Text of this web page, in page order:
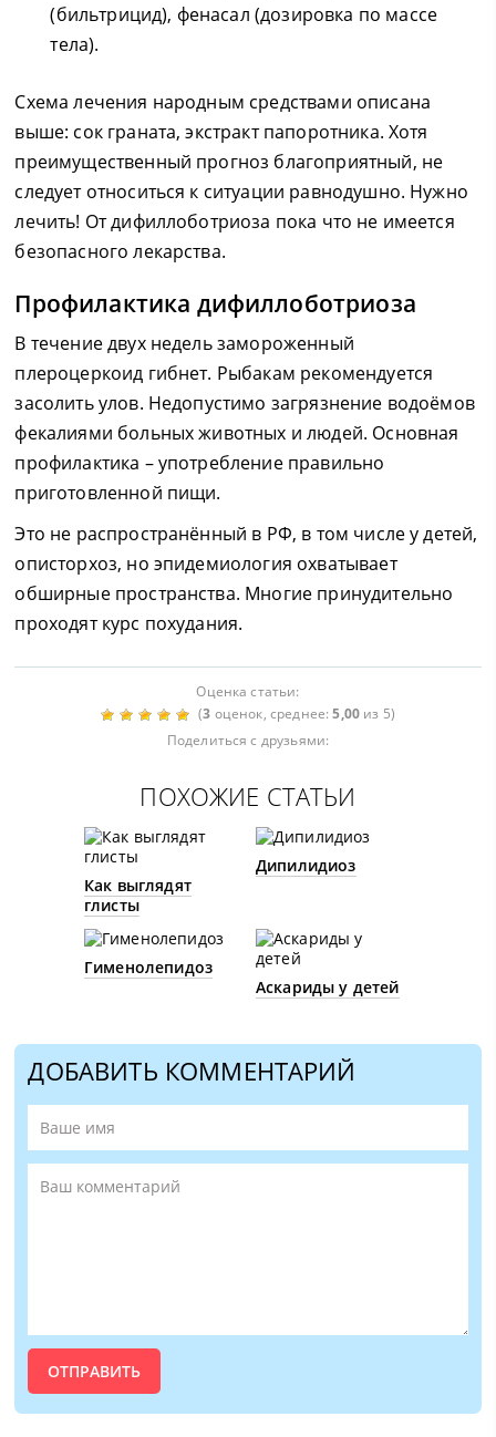
(бильтрицид), фенасал (дозировка по массе
тела).
Схема лечения народным средствами описана
выше: сок граната, экстракт папоротника. Хотя
преимущественный прогноз благоприятный, не
следует относиться к ситуации равнодушно. Нужно
лечить! От дифиллоботриоза пока что не имеется
безопасного лекарства.
Профилактика дифиллоботриоза
В течение двух недель замороженный
плероцеркоид гибнет. Рыбакам рекомендуется
засолить улов. Недопустимо загрязнение водоёмов
фекалиями больных животных и людей. Основная
профилактика – употребление правильно
приготовленной пищи.
Это не распространённый в РФ, в том числе у детей,
описторхоз, но эпидемиология охватывает
обширные пространства. Многие принудительно
проходят курс похудания.
Оценка статьи:
(3 оценок, среднее:5,00 из 5)
Поделиться с друзьями:
ПОХОЖИЕ СТАТЬИ
Как выглядят
глисты
Дипилидиоз
Гименолепидоз
Аскариды у детей
ДОБАВИТЬ КОММЕНТАРИЙ